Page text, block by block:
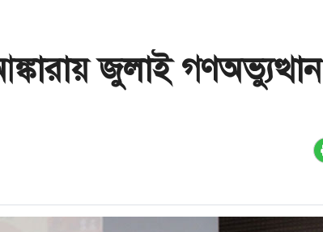
জুলাই গণঅভ্যুত্থান